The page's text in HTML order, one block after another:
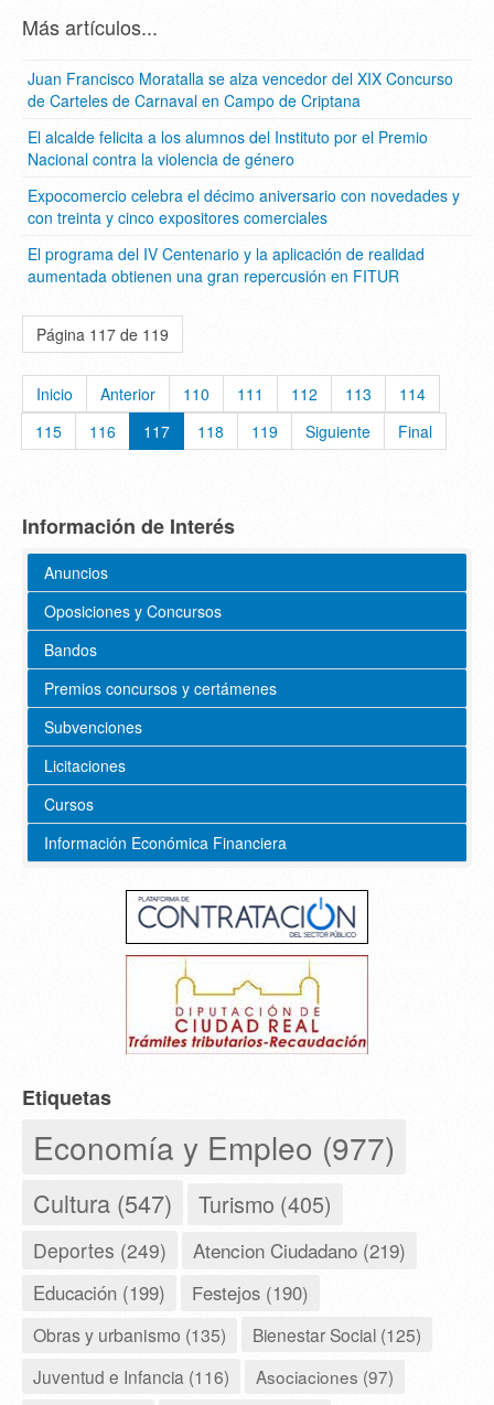
Más artículos...
Juan Francisco Moratalla se alza vencedor del XIX Concurso
de Carteles de Carnaval en Campo de Criptana
El alcalde felicita a los alumnos del Instituto por el Premio
Nacional contra la violencia de género
Expocomercio celebra el décimo aniversario con novedades y
con treinta y cinco expositores comerciales
El programa del IV Centenario y la aplicación de realidad
aumentada obtienen una gran repercusión en FITUR
Página 117 de 119
Inicio Anterior 110 111 112 113
114
115
116 117 118 119 Siguiente Final
Información de Interés
Anuncios
Oposiciones y Concursos
Bandos
Premios concursos y certámenes
Subvenciones
Licitaciones
Cursos
Información Económica Financiera
Etiquetas
Economía y Empleo (977)
Cultura (547) Turismo (405)
Deportes (249) Atencion Ciudadano (219)
Educación (199) Festejos (190)
Obras y urbanismo (135)
Bienestar Social (125)
Juventud e Infancia (116)
Asociaciones (97)